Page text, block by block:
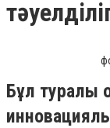
Бұл туралы